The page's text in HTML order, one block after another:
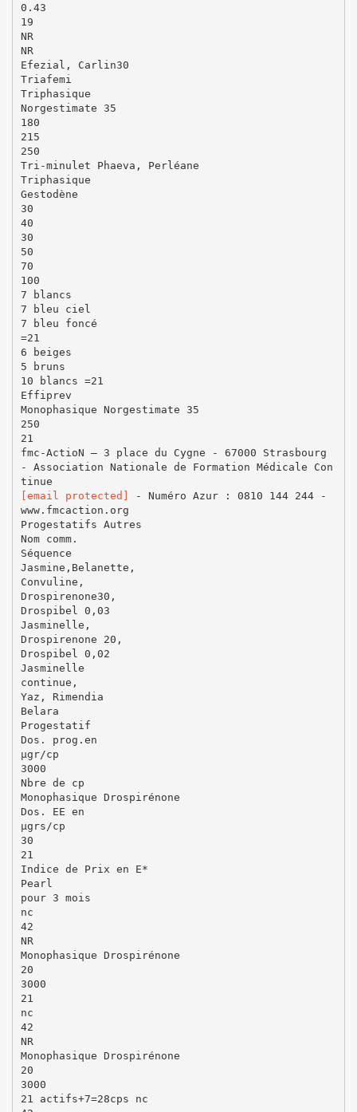
0.43
19
NR
NR
Efezial, Carlin30
Triafemi
Triphasique
Norgestimate 35
180
215
250
Tri-minulet Phaeva, Perléane
Triphasique
Gestodène
30
40
30
50
70
100
7 blancs
7 bleu ciel
7 bleu foncé
=21
6 beiges
5 bruns
10 blancs =21
Effiprev
Monophasique Norgestimate 35
250
21
fmc-ActioN – 3 place du Cygne - 67000 Strasbourg
- Association Nationale de Formation Médicale Con
[email protected]
- Numéro Azur : 0810 144 244 -
www.fmcaction.org
Progestatifs Autres
Nom comm.
Séquence
Jasmine,Belanette,
Convuline,
Drospirenone30,
Drospibel 0,03
Jasminelle,
Drospirenone 20,
Drospibel 0,02
Jasminelle
continue,
Yaz, Rimendia
Belara
Progestatif
Dos. prog.en
µgr/cp
3000
Nbre de cp
Monophasique Drospirénone
Dos. EE en
µgrs/cp
30
21
Indice de Prix en E*
Pearl
pour 3 mois
nc
42
NR
Monophasique Drospirénone
20
3000
21
nc
42
NR
Monophasique Drospirénone
20
3000
21 actifs+7=28cps nc